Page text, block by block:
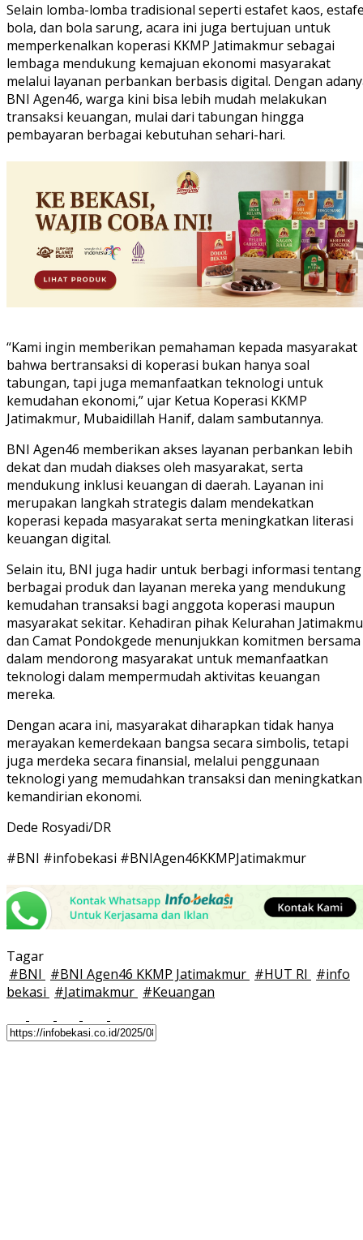
Selain lomba-lomba tradisional seperti estafet kaos,
bola, dan bola sarung, acara ini juga bertujuan untuk
memperkenalkan koperasi KKMP Jatimakmur sebagai
lembaga mendukung kemajuan ekonomi masyarakat
melalui layanan perbankan berbasis digital. Dengan
BNI Agen46, warga kini bisa lebih mudah melakukan
transaksi keuangan, mulai dari tabungan hingga
pembayaran berbagai kebutuhan sehari-hari.
“Kami ingin memberikan pemahaman kepada masyarakat
bahwa bertransaksi di koperasi bukan hanya soal
tabungan, tapi juga memanfaatkan teknologi untuk
kemudahan ekonomi,” ujar Ketua Koperasi KKMP
Jatimakmur, Mubaidillah Hanif, dalam sambutannya.
BNI Agen46 memberikan akses layanan perbankan lebih
dekat dan mudah diakses oleh masyarakat, serta
mendukung inklusi keuangan di daerah. Layanan ini
merupakan langkah strategis dalam mendekatkan
koperasi kepada masyarakat serta meningkatkan literasi
keuangan digital.
Selain itu, BNI juga hadir untuk berbagi informasi tentang
berbagai produk dan layanan mereka yang mendukung
kemudahan transaksi bagi anggota koperasi maupun
masyarakat sekitar. Kehadiran pihak Kelurahan
dan Camat Pondokgede menunjukkan komitmen bersama
dalam mendorong masyarakat untuk memanfaatkan
teknologi dalam mempermudah aktivitas keuangan
mereka.
Dengan acara ini, masyarakat diharapkan tidak hanya
merayakan kemerdekaan bangsa secara simbolis, tetapi
juga merdeka secara finansial, melalui penggunaan
teknologi yang memudahkan transaksi dan meningkatkan
kemandirian ekonomi.
Dede Rosyadi/DR
#BNI #infobekasi #BNIAgen46KKMPJatimakmur
Tagar
#BNI #BNI Agen46 KKMP Jatimakmur #HUT RI #info
bekasi #Jatimakmur #Keuangan